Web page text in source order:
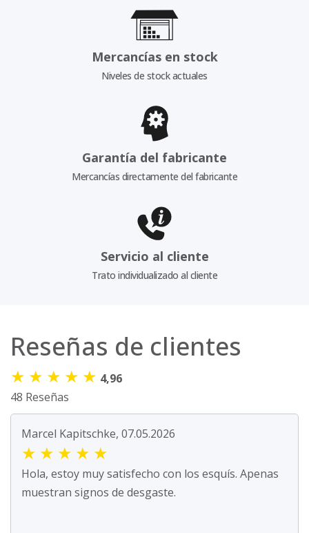
Mercancías en stock
Niveles de stock actuales
Garantía del fabricante
Mercancías directamente del fabricante
Servicio al cliente
Trato individualizado al cliente
Reseñas de clientes
★ ★ ★ ★ ★ 4,96
48 Reseñas
Marcel Kapitschke, 07.05.2026
★ ★ ★ ★ ★
Hola, estoy muy satisfecho con los esquís. Apenas
muestran signos de desgaste.